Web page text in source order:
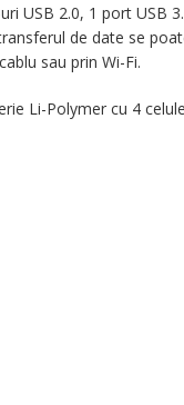
USB 2.0, 1 port USB
de date se
sau prin Wi-Fi.
Li-Polymer cu 4